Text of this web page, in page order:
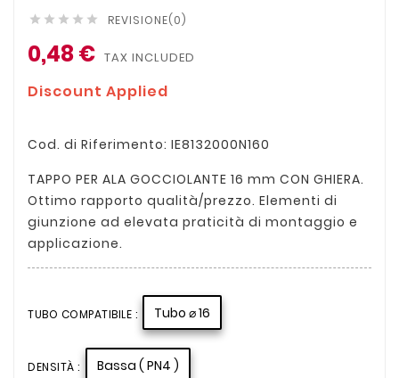
     REVISIONE(0)
0,48 € TAX INCLUDED
Discount Applied
Cod. di Riferimento: IE8132000N160
TAPPO PER ALA GOCCIOLANTE 16 mm CON GHIERA.
Ottimo rapporto qualità/prezzo. Elementi di
giunzione ad elevata praticità di montaggio e
applicazione.
TUBO COMPATIBILE : Tubo ⌀ 16
DENSITÀ : Bassa ( PN4 )